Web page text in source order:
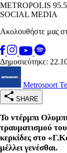
METROPOLIS 95.5
SOCIAL MEDIA
Ακολουθήστε μας
Δημοσιεύτηκε:
Metrosport
SHARE
Το ντέρμπι
τραυματισμού
κερκίδες στο
μέλλει γενέσθαι.